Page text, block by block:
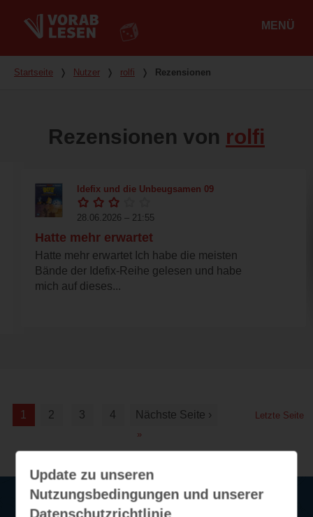
MENÜ
Du bist hier
Startseite ❭ Nutzer ❭ rolfi ❭ Rezensionen
Rezensionen von rolfi
Idefix und die Unbeugsamen 09
28.06.2026 – 21:55
Hatte mehr erwartet
Hatte mehr erwartet Ich habe die meisten
Bände der Idefix-Reihe gelesen und habe
mich auf dieses...
1 2 3 4 Nächste Seite ›
Letzte Seite
»
Update zu unseren
Nutzungsbedingungen und unserer
Datenschutzrichtlinie